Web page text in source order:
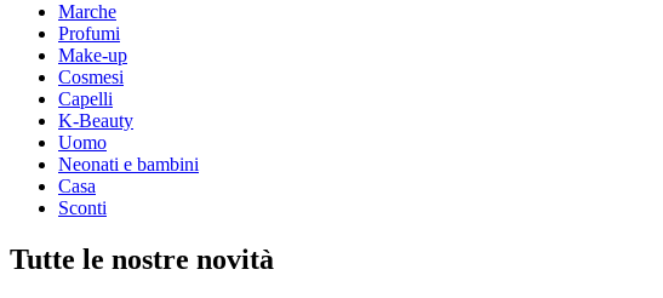
Marche
Profumi
Make-up
Cosmesi
Capelli
K-Beauty
Uomo
Neonati e bambini
Casa
Sconti
Tutte le nostre novità